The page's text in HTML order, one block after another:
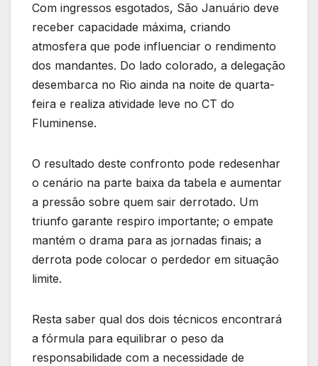
Com ingressos esgotados, São Januário deve
receber capacidade máxima, criando
atmosfera que pode influenciar o rendimento
dos mandantes. Do lado colorado, a delegação
desembarca no Rio ainda na noite de quarta-
feira e realiza atividade leve no CT do
Fluminense.
O resultado deste confronto pode redesenhar
o cenário na parte baixa da tabela e aumentar
a pressão sobre quem sair derrotado. Um
triunfo garante respiro importante; o empate
mantém o drama para as jornadas finais; a
derrota pode colocar o perdedor em situação
limite.
Resta saber qual dos dois técnicos encontrará
a fórmula para equilibrar o peso da
responsabilidade com a necessidade de